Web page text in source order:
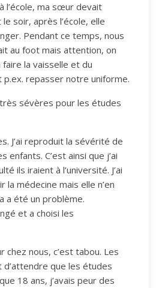
l’école, ma sœur devait
soir, après l’école, elle
Pendant ce temps, nous
au foot mais attention, on
la vaisselle et du
p.ex. repasser notre uniforme.
sévères pour les études
J’ai reproduit la sévérité de
enfants. C’est ainsi que j’ai
ils iraient à l’université. J’ai
la médecine mais elle n’en
a été un problème.
et a choisi les
chez nous, c’est tabou. Les
que les études
18 ans, j’avais peur des